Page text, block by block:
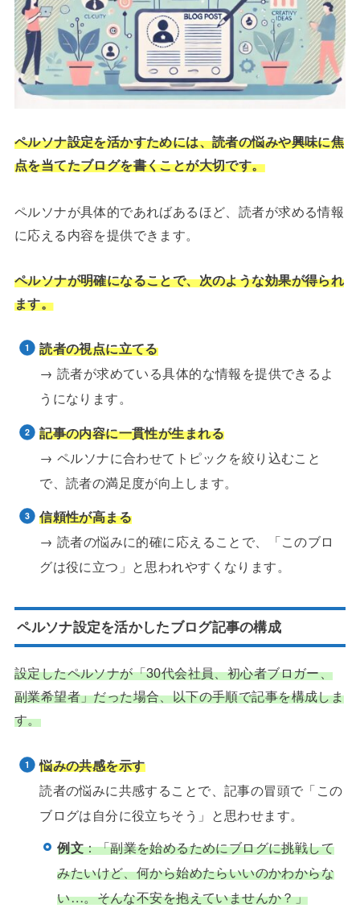
ペルソナ設定を活かすためには、読者の悩みや興味に焦
点を当てたブログを書くことが大切です。
ペルソナが具体的であればあるほど、読者が求める情報
に応える内容を提供できます。
ペルソナが明確になることで、次のような効果が得られ
ます。
読者の視点に立てる
→ 読者が求めている具体的な情報を提供できるよ
うになります。
記事の内容に一貫性が生まれる
→ ペルソナに合わせてトピックを絞り込むこと
で、読者の満足度が向上します。
信頼性が高まる
→ 読者の悩みに的確に応えることで、「このブロ
グは役に立つ」と思われやすくなります。
ペルソナ設定を活かしたブログ記事の構成
設定したペルソナが「30代会社員、初心者ブロガー、
副業希望者」だった場合、以下の手順で記事を構成しま
す。
悩みの共感を示す
読者の悩みに共感することで、記事の冒頭で「この
ブログは自分に役立ちそう」と思わせます。
例文：「副業を始めるためにブログに挑戦して
みたいけど、何から始めたらいいのかわからな
い…。そんな不安を抱えていませんか？」